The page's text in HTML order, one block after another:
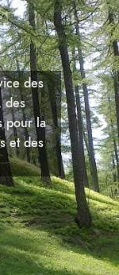
des
des
pour la
et des